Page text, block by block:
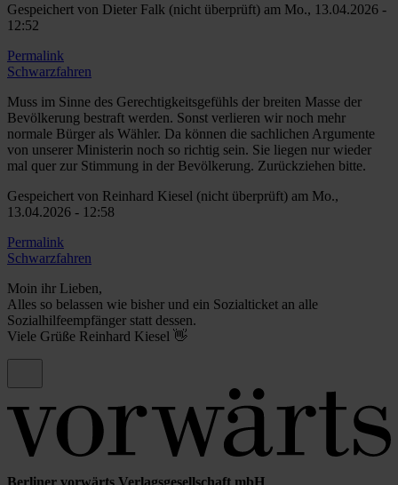
Gespeichert von Dieter Falk (nicht überprüft) am Mo., 13.04.2026 -
12:52
Permalink
Schwarzfahren
Muss im Sinne des Gerechtigkeitsgefühls der breiten Masse der
Bevölkerung bestraft werden. Sonst verlieren wir noch mehr
normale Bürger als Wähler. Da können die sachlichen Argumente
von unserer Ministerin noch so richtig sein. Sie liegen nur wieder
mal quer zur Stimmung in der Bevölkerung. Zurückziehen bitte.
Gespeichert von Reinhard Kiesel (nicht überprüft) am Mo.,
13.04.2026 - 12:58
Permalink
Schwarzfahren
Moin ihr Lieben,
Alles so belassen wie bisher und ein Sozialticket an alle
Sozialhilfeempfänger statt dessen.
Viele Grüße Reinhard Kiesel 👋